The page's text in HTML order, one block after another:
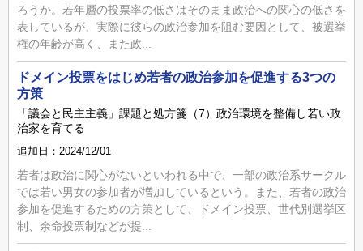
ろうか。若年層の投票率の低さはそのまま政治への関心の低さを
表しているが、実際に彼らの政治参加を阻む要因として、被選挙
権の年齢が高く、また政...
ドメイン投票をはじめ若者の政治参加を促進する3つの
方策
「議会と民主主義」課題と処方箋（7）政治環境を整備し若い政
治家を育てる
追加日：2024/12/01
若者は政治に関心がないといわれる中で、一部の政治系サークル
では若い男女の参加者が増加しているという。また、若者の政治
参加を促進するための方策として、ドメイン投票、世代別選挙区
制、余命投票制などが提...